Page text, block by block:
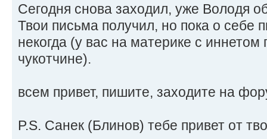
Сегодня снова заходил, уже Володя
Твои письма получил, но пока о себе
некогда (у вас на материке с
чукотчине).
всем привет, пишите, заходите на
P.S. Санек (Блинов) тебе привет от